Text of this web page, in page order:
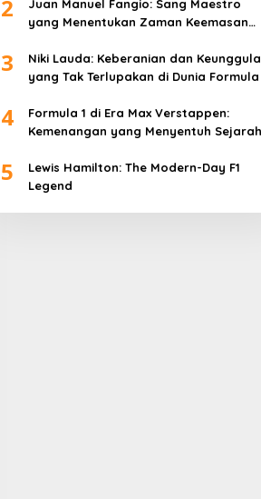
2
Juan Manuel Fangio: Sang Maestro
yang Menentukan Zaman Keemasan
3
Niki Lauda: Keberanian dan
yang Tak Terlupakan di Dunia Formula
4
Formula 1 di Era Max Verstappen:
Kemenangan yang Menyentuh Sejarah
5
Lewis Hamilton: The Modern-Day F1
Legend